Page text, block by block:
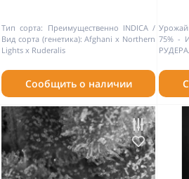
Тип сорта: Преимущественно INDICA
Вид сорта (генетика): Afghani x Northern
Lights x Ruderalis
Сообщить о наличии
75% -